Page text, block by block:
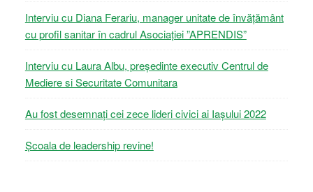
Interviu cu Diana Ferariu, manager unitate de învățământ
cu profil sanitar în cadrul Asociației ”APRENDIS”
Interviu cu Laura Albu, președinte executiv Centrul de
Mediere si Securitate Comunitara
Au fost desemnați cei zece lideri civici ai Iașului 2022
Școala de leadership revine!